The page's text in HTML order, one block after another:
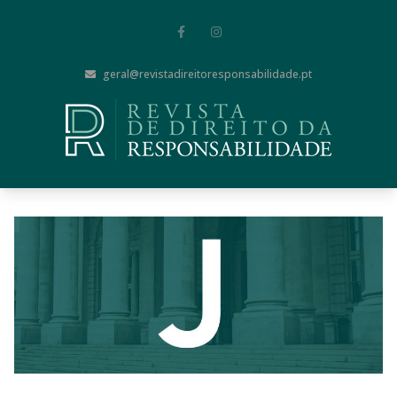
geral@revistadireitoresponsabilidade.pt